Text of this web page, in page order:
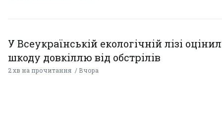
У Всеукраїнській екологічній лізі
шкоду довкіллю від обстрілів
2 хв на прочитання Вчора